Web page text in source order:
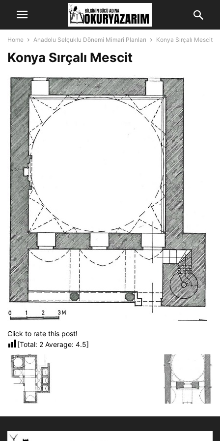
Home Anadolu Selçuklu Dönemi Mimari Planları Konya Sırçalı Mescit
Konya Sırçalı Mescit
Click to rate this post!
[Total: 2 Average: 4.5]